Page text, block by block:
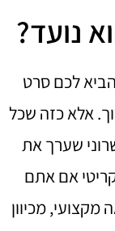
נועד?
לכם סרט
אלא כזה שכל
שערך את
אם אתם
מכיוון